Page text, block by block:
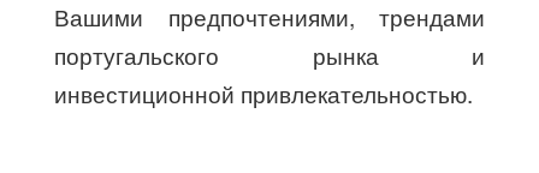
Вашими предпочтениями, трендами
португальского рынка и
инвестиционной привлекательностью.